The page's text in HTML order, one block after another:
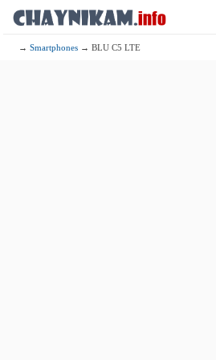
→Smartphones → BLU C5 LTE